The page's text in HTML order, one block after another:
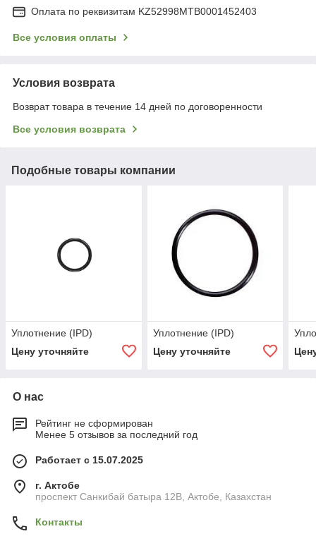
Оплата по реквизитам KZ52998MTB0001452403
Все условия оплаты
Условия возврата
Возврат товара в течение 14 дней по договоренности
Все условия возврата
Подобные товары компании
Уплотнение (IPD)
Цену уточняйте
Уплотнение (IPD)
Цену уточняйте
О нас
Рейтинг не сформирован
Менее 5 отзывов за последний год
Работает с 15.07.2025
г. Актобе
проспект Санкибай батыра 12В, Актобе, Казахстан
Контакты